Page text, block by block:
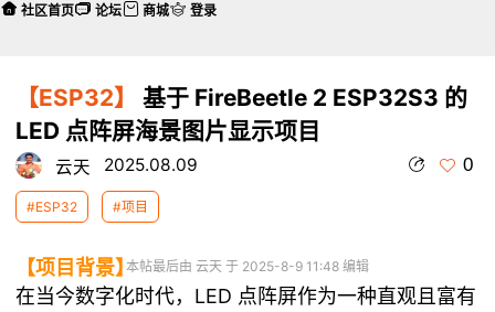
【ESP32】
基于 FireBeetle 2 ESP32S3 的
LED 点阵屏海景图片显示项目
云天 2025.08.09 0
#ESP32 #项目
本帖最后由 云天 于 2025-8-9 11:48 编辑
【项目背景】
在当今数字化时代，LED 点阵屏作为一种直观且富有
社区首页 论坛 商城 登录